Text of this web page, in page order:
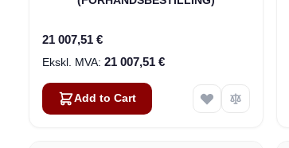
21 007,51 €
21 007,51 €
Add to Cart